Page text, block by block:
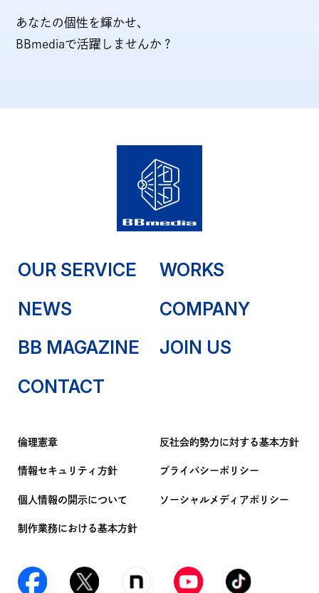
あなたの個性を輝かせ、
BBmediaで活躍しませんか？
OUR SERVICE
WORKS
NEWS
COMPANY
BB MAGAZINE
JOIN US
CONTACT
倫理憲章 反社会的勢力に対する基本方針
情報セキュリティ方針 プライバシーポリシー
個人情報の開示について ソーシャルメディアポリシー
制作業務における基本方針